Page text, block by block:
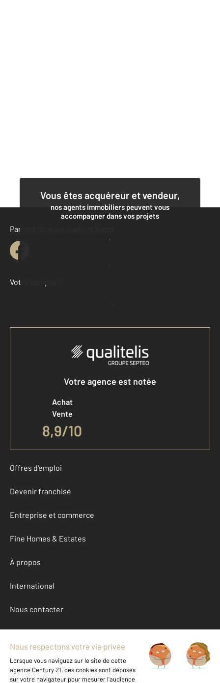
Vous êtes acquéreur et vendeur,
nos agents immobiliers peuvent vous
accompagner dans vos projets
Contacter l'agence
Demander une estimation
Parlons de vous, parlons biens
Votre compte :
Accéder à mon compte
Votre agence est notée
Achat
Vente
8,9/10
Offres d'emploi
Devenir franchisé
Entreprise et commerce
Fine Homes & Estates
À propos
International
Nous contacter
Mentions légales & CGU et Barèmes d'honoraires
Données personnelles
Gestionnaire des cookies